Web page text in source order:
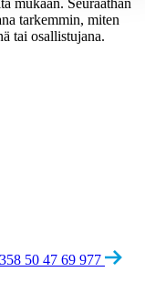
mukaan. Seuraathan
tarkemmin, miten
tai osallistujana.
50 47 69 977